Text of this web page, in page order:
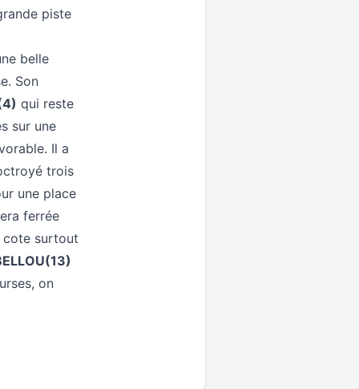
piste
belle
Son
qui reste
sur une
Il a
trois
une place
ferrée
cote surtout
on